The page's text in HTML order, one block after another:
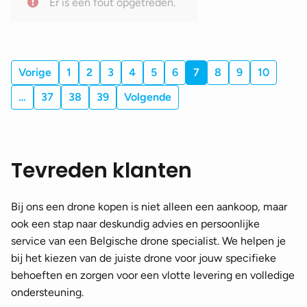
DJI Mavic 3 accessoires
(137)
DJI Mavic 3 Classic accessoires
DJI Mavic 2 Air accessoires
DJI Mavic 2 accessoires
DJI Air accessoires
(179)
DJI Air accessoires
(64)
DJI Air 2 accessoires
Vorige 1 2 3 4 5 6 7 8 9
10
…
37 38 39 Volgende
Tevreden klanten
Bij ons een drone kopen is niet alleen een aankoop, maar
ook een stap naar deskundig advies en persoonlijke
service van een Belgische drone specialist. We helpen je
bij het kiezen van de juiste drone voor jouw specifieke
behoeften en zorgen voor een vlotte levering en volledige
ondersteuning.